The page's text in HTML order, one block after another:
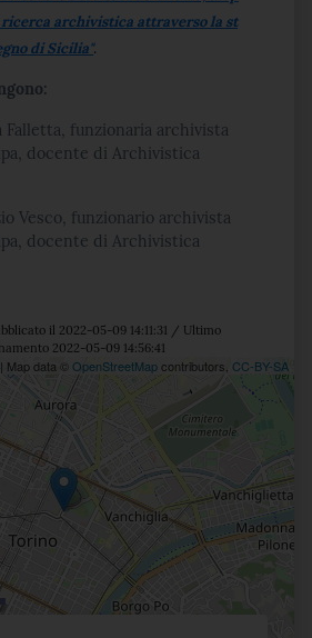
archivistica attraverso la st
di Sicilia".
funzionaria archivista
docente di Archivistica
funzionario archivista
docente di Archivistica
il 2022-05-09 14:11:31 / Ultimo
2022-05-09 14:56:41
| Map data © OpenStreetMapcontributors, CC-BY-SA